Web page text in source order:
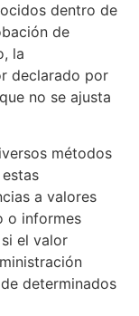
dentro de
de
la
declarado por
no se ajusta
métodos
a valores
o informes
el valor
determinados